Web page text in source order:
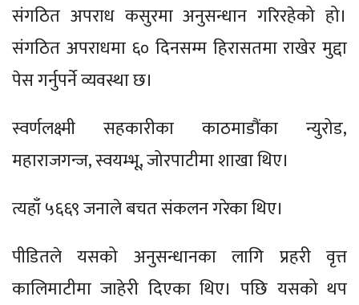
संगठित अपराध कसुरमा अनुसन्धान गरिरहेको हो।
संगठित अपराधमा ६० दिनसम्म हिरासतमा राखेर मुद्दा
पेस गर्नुपर्ने व्यवस्था छ।
स्वर्णलक्ष्मी सहकारीका काठमाडौंका न्युरोड,
महाराजगन्ज, स्वयम्भू, जोरपाटीमा शाखा थिए।
त्यहाँ ५६६९ जनाले बचत संकलन गरेका थिए।
पीडितले यसको अनुसन्धानका लागि प्रहरी वृत्त
कालिमाटीमा जाहेरी दिएका थिए। पछि यसको थप